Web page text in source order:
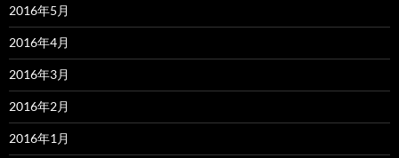
2016年5月
2016年4月
2016年3月
2016年2月
2016年1月